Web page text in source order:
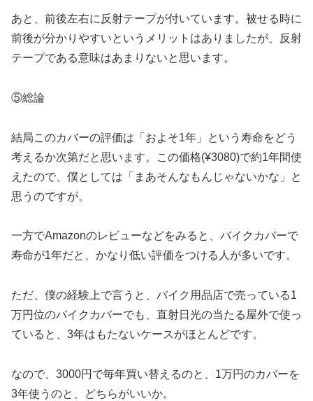
あと、前後左右に反射テープが付いています。被せる時に
前後が分かりやすいというメリットはありましたが、反射
テープである意味はあまりないと思います。
⑤総論
結局このカバーの評価は「およそ1年」という寿命をどう
考えるか次第だと思います。この価格(¥3080)で約1年間使
えたので、僕としては「まあそんなもんじゃないかな」と
思うのですが。
一方でAmazonのレビューなどをみると、バイクカバーで
寿命が1年だと、かなり低い評価をつける人が多いです。
ただ、僕の経験上で言うと、バイク用品店で売っている1
万円位のバイクカバーでも、直射日光の当たる屋外で使っ
ていると、3年はもたないケースがほとんどです。
なので、3000円で毎年買い替えるのと、1万円のカバーを
3年使うのと、どちらがいいか。